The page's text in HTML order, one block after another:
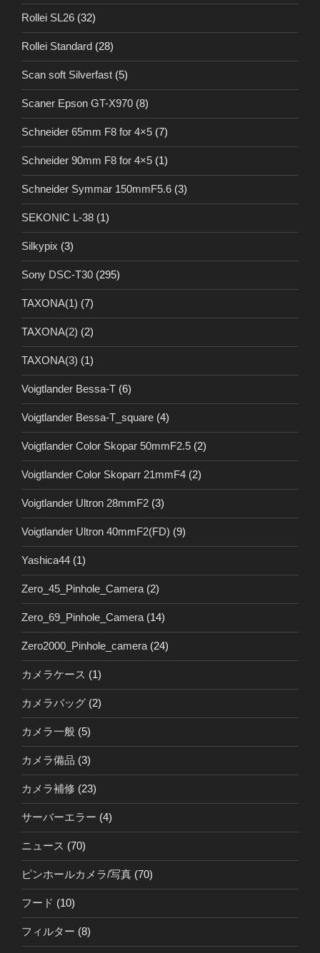
Rollei SL26 (32)
Rollei Standard (28)
Scan soft Silverfast (5)
Scaner Epson GT-X970 (8)
Schneider 65mm F8 for 4×5 (7)
Schneider 90mm F8 for 4×5 (1)
Schneider Symmar 150mmF5.6 (3)
SEKONIC L-38 (1)
Silkypix (3)
Sony DSC-T30 (295)
TAXONA(1) (7)
TAXONA(2) (2)
TAXONA(3) (1)
Voigtlander Bessa-T (6)
Voigtlander Bessa-T_square (4)
Voigtlander Color Skopar 50mmF2.5 (2)
Voigtlander Color Skoparr 21mmF4 (2)
Voigtlander Ultron 28mmF2 (3)
Voigtlander Ultron 40mmF2(FD) (9)
Yashica44 (1)
Zero_45_Pinhole_Camera(2)
Zero_69_Pinhole_Camera(14)
Zero2000_Pinhole_camera(24)
カメラケース (1)
カメラバッグ (2)
カメラ一般 (5)
カメラ備品 (3)
カメラ補修 (23)
サーバーエラー (4)
ニュース (70)
ピンホールカメラ/写真 (70)
フード (10)
フィルター (8)